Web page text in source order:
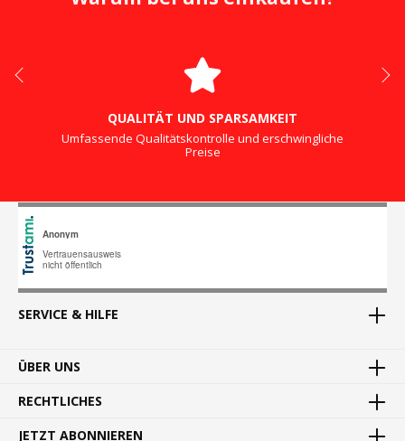
QUALITÄT UND SPARSAMKEIT
Umfassende Qualitätskontrolle und erschwingliche
Preise
SERVICE & HILFE
ÜBER UNS
RECHTLICHES
JETZT ABONNIEREN